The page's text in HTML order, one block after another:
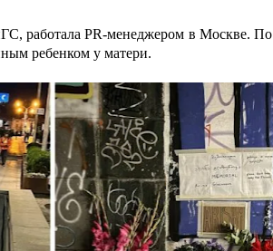
работала PR-менеджером в Москве. По
ребенком у матери.